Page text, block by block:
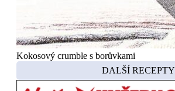
Kokosový crumble s borůvkami
DALŠÍ RECEPTY